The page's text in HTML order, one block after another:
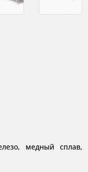
медный сплав,